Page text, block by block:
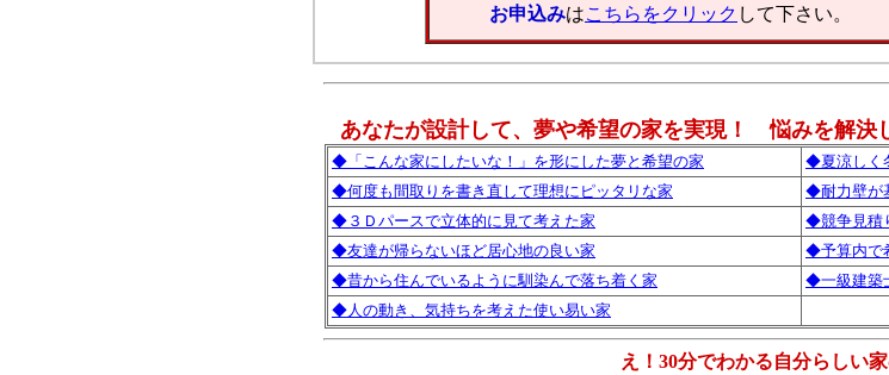
お申込みはこちらをクリック して下さい。
あなたが設計して、夢や希望の家を実現！ 悩みを解決
◆「こんな家にしたいな！」を形にした夢と希望の家
◆夏涼しく
◆何度も間取りを書き直して理想にピッタリな家
◆耐力壁が
◆３Ｄパースで立体的に見て考えた家
◆競争見積
◆友達が帰らないほど居心地の良い家
◆予算内で
◆昔から住んでいるように馴染んで落ち着く家
◆一級建築
◆人の動き、気持ちを考えた使い易い家
え！30分でわかる自分らしい家